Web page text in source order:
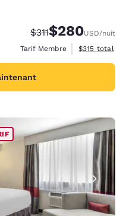
Tarif barré :
$311Tarif réduit :
$280USD/nuit
Tarif Membre
Afficher les
$315 total